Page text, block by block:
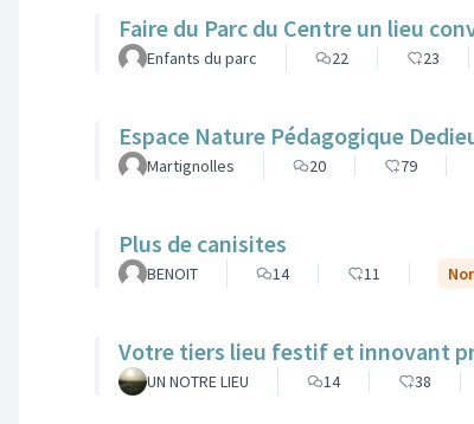
Faire du Parc du Centre un lieu
Enfants du parc 22 23
Espace Nature Pédagogique
Martignolles 20 79
Plus de canisites
BENOIT 14 11
Votre tiers lieu festif et innovant
UN NOTRE LIEU 14 38